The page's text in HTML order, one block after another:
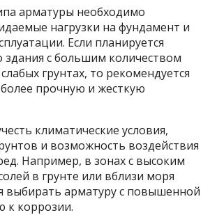
арматуры необходимо
нагрузки на фундамент и
Если планируется
здания с большим количеством
грунтах, то рекомендуется
прочную и жесткую
климатические условия,
и возможность воздействия
Например, в зонах с высоким
в грунте или вблизи моря
выбирать арматуру с повышенной
к коррозии.